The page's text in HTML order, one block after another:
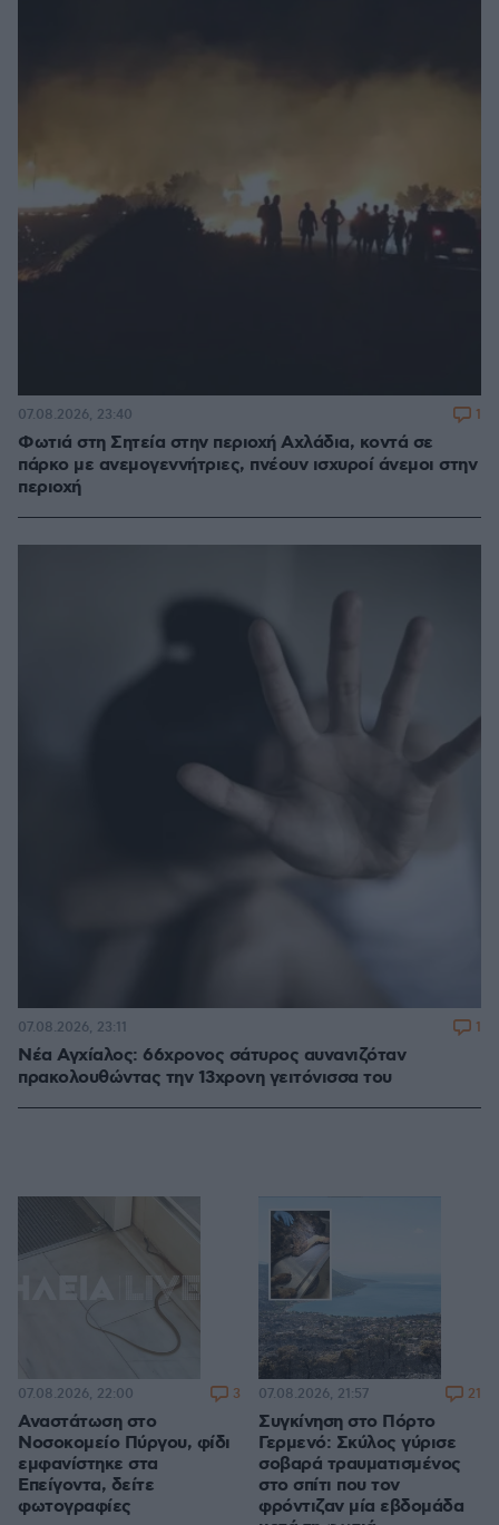
Φωτιά στη Σητεία στην περιοχή Αχλάδια, κοντά σε
πάρκο με ανεμογεννήτριες, πνέουν ισχυροί άνεμοι στην
περιοχή
07.08.2026, 23:40 1
Νέα Αγχίαλος: 66χρονος σάτυρος αυνανιζόταν
πρακολουθώντας την 13χρονη γειτόνισσα του
07.08.2026, 23:11 1
Αναστάτωση στο
Νοσοκομείο Πύργου, φίδι
εμφανίστηκε στα
Επείγοντα, δείτε
φωτογραφίες
07.08.2026, 22:00 3
Συγκίνηση στο Πόρτο
Γερμενό: Σκύλος γύρισε
σοβαρά τραυματισμένος
στο σπίτι που τον
φρόντιζαν μία εβδομάδα
07.08.2026, 21:57 21